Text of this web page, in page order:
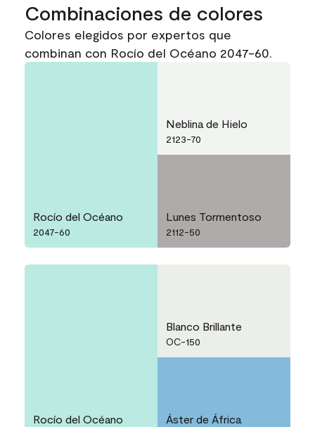
Combinaciones de colores
Colores elegidos por expertos que
combinan con Rocío del Océano 2047-60.
Rocío del Océano
2047-60
Neblina de Hielo
2123-70
Lunes Tormentoso
2112-50
Rocío del Océano
Blanco Brillante
OC-150
Áster de África